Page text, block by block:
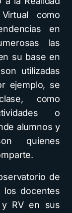
como
en
las
su base en
utilizadas
ejemplo, se
como
o
alumnos y
quienes
de
los docentes
y RV en sus